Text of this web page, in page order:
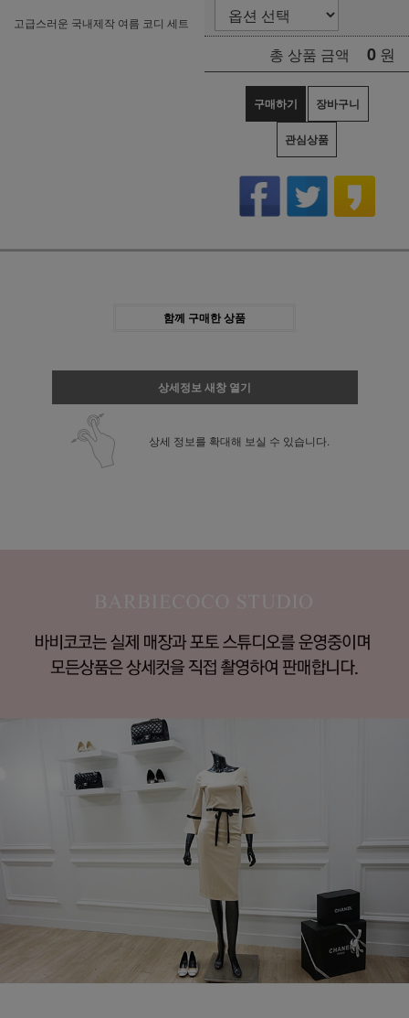
고급스러운 국내제작 여름 코디 세트
총 상품 금액 0 원
구매하기 장바구니
관심상품
함께 구매한 상품
상세정보 새창 열기
상세 정보를 확대해 보실 수 있습니다.